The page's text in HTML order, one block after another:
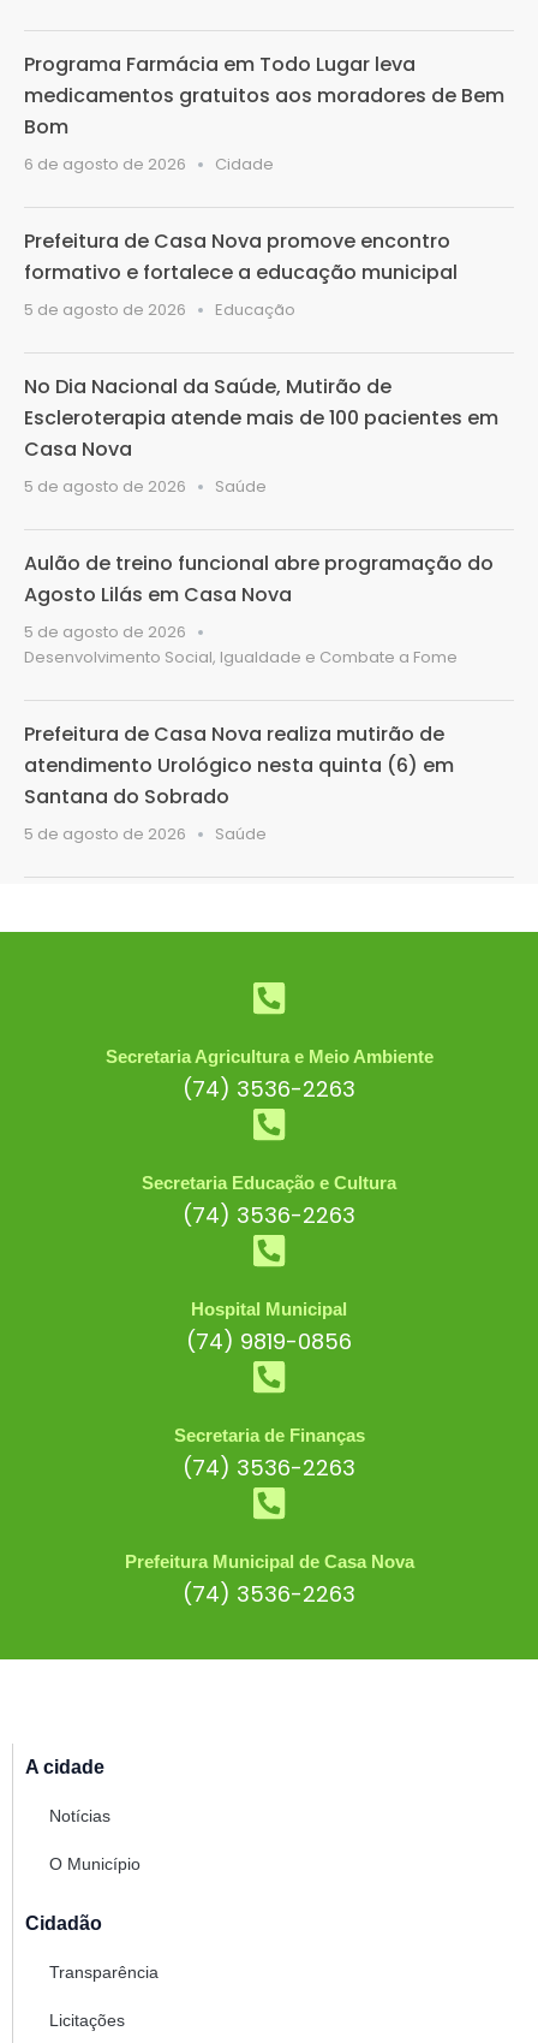
Programa Farmácia em Todo Lugar leva
medicamentos gratuitos aos moradores de Bem
Bom
6 de agosto de 2026 Cidade
Prefeitura de Casa Nova promove encontro
formativo e fortalece a educação municipal
5 de agosto de 2026 Educação
No Dia Nacional da Saúde, Mutirão de
Escleroterapia atende mais de 100 pacientes em
Casa Nova
5 de agosto de 2026 Saúde
Aulão de treino funcional abre programação do
Agosto Lilás em Casa Nova
5 de agosto de 2026
Desenvolvimento Social, Igualdade e Combate a Fome
Prefeitura de Casa Nova realiza mutirão de
atendimento Urológico nesta quinta (6) em
Santana do Sobrado
5 de agosto de 2026 Saúde
Secretaria Agricultura e Meio Ambiente
(74) 3536-2263
Secretaria Educação e Cultura
(74) 3536-2263
Hospital Municipal
(74) 9819-0856
Secretaria de Finanças
(74) 3536-2263
Prefeitura Municipal de Casa Nova
(74) 3536-2263
A cidade
Notícias
O Município
Cidadão
Transparência
Licitações